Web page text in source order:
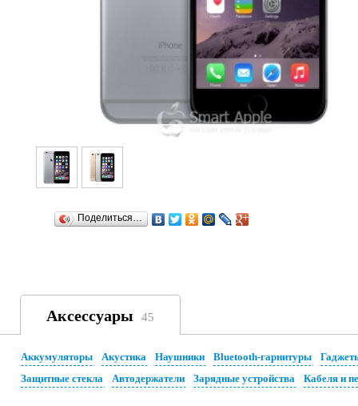
Поделиться…
Аксессуары 45
Аккумуляторы Акустика Наушники Bluetooth-гарнитуры
Защитные стекла
Автодержатели Зарядные устройства Кабеля и